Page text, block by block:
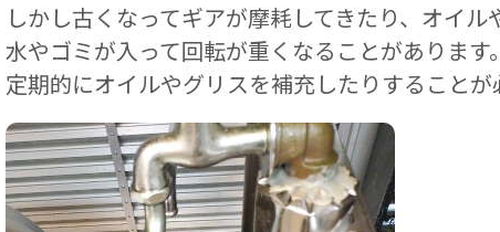
しかし古くなってギアが摩耗してきたり、オイル
水やゴミが入って回転が重くなることがあります。
定期的にオイルやグリスを補充したりすることが